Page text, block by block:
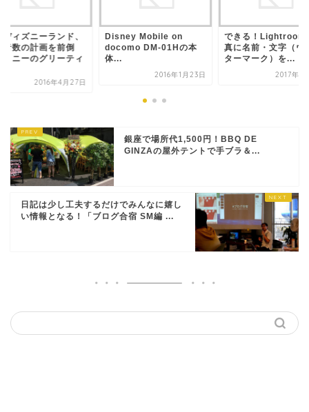
ディズニーランド、
者数の計画を前倒
ミニーのグリーティ
2016年4月27日
Disney Mobile on
docomo DM-01Hの本
体...
2016年1月23日
できる！Lightroom
真に名前・文字（ウ
ターマーク）を...
2017年1
銀座で場所代1,500円！BBQ DE
GINZAの屋外テントで手ブラ＆...
日記は少し工夫するだけでみんなに嬉し
い情報となる！「ブログ合宿 SM編 ...